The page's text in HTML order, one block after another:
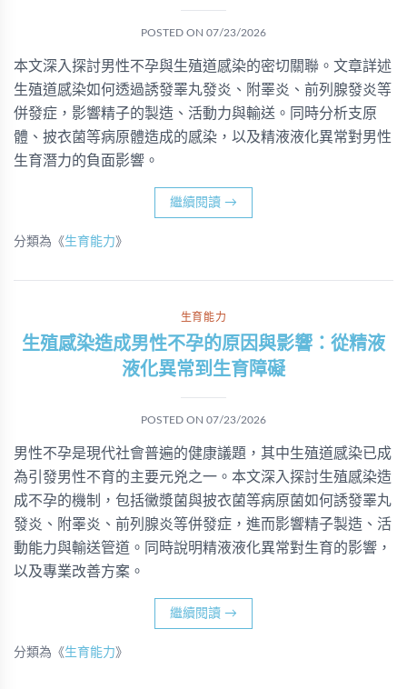
POSTED ON 07/23/2026
本文深入探討男性不孕與生殖道感染的密切關聯。文章詳述
生殖道感染如何透過誘發睪丸發炎、附睪炎、前列腺發炎等
併發症，影響精子的製造、活動力與輸送。同時分析支原
體、披衣菌等病原體造成的感染，以及精液液化異常對男性
生育潛力的負面影響。
繼續閱讀 →
分類為《生育能力》
生育能力
生殖感染造成男性不孕的原因與影響：從精液
液化異常到生育障礙
POSTED ON 07/23/2026
男性不孕是現代社會普遍的健康議題，其中生殖道感染已成
為引發男性不育的主要元兇之一。本文深入探討生殖感染造
成不孕的機制，包括黴漿菌與披衣菌等病原菌如何誘發睪丸
發炎、附睪炎、前列腺炎等併發症，進而影響精子製造、活
動能力與輸送管道。同時說明精液液化異常對生育的影響，
以及專業改善方案。
繼續閱讀 →
分類為《生育能力》